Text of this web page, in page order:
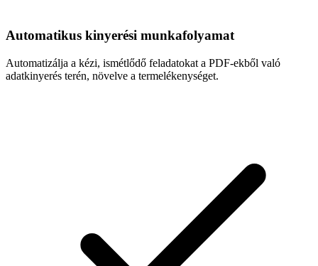
Automatikus kinyerési munkafolyamat
Automatizálja a kézi, ismétlődő feladatokat a PDF-ekből való
adatkinyerés terén, növelve a termelékenységet.